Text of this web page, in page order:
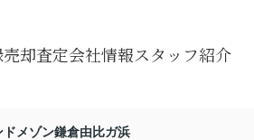
売却査定会社情報スタッフ紹介
メゾン鎌倉由比ガ浜